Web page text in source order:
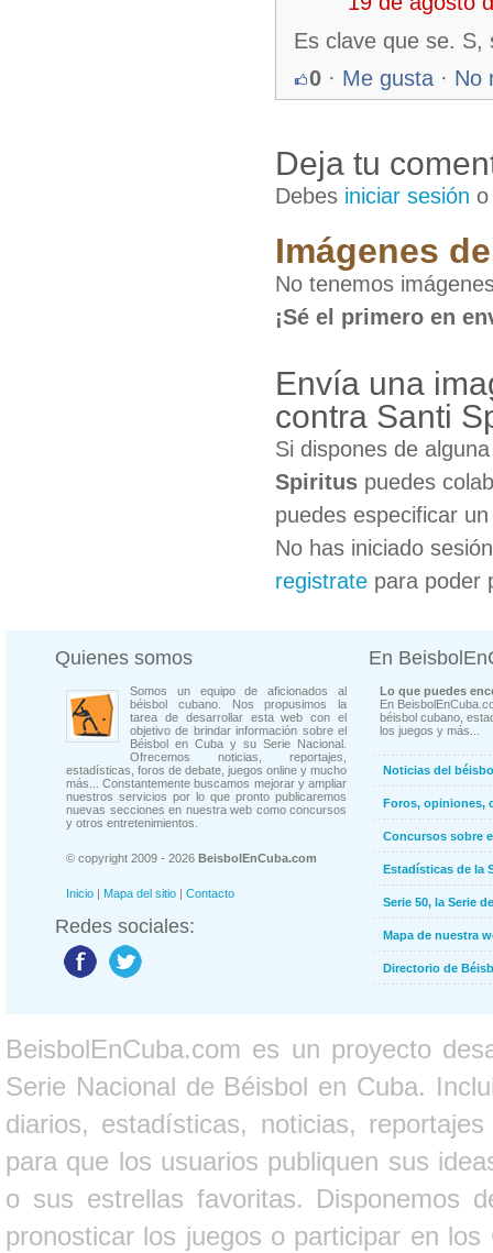
Es clave que se. S,
0 · Me gusta · No
Deja tu
Debes iniciar sesión
Imágenes
No tenemos
¡Sé el primero en
Envía una
contra Santi
Si dispones de
Spiritus puedes
puedes especificar
No has iniciado
registrate para poder
Quienes somos
Somos un equipo de aficionados al
béisbol cubano. Nos propusimos la
tarea de desarrollar esta web con el
objetivo de brindar información sobre el
Béisbol en Cuba y su Serie Nacional.
Ofrecemos noticias, reportajes,
estadísticas, foros de debate, juegos online y mucho
más... Constantemente buscamos mejorar y ampliar
nuestros servicios por lo que pronto publicaremos
nuevas secciones en nuestra web como concursos
y otros entretenimientos.
© copyright 2009 - 2026 BeisbolEnCuba.com
Inicio | Mapa del sitio | Contacto
Redes sociales:
En
Lo que puedes
En
béisbol cubano,
los juegos y más...
Noticias del
Foros, opiniones,
Concursos sobre
Estadísticas de la
Serie 50, la Serie
Mapa de nuestra
Directorio de
BeisbolEnCuba.com es un proyecto
Serie Nacional de Béisbol en Cuba.
diarios, estadísticas, noticias,
para que los usuarios publiquen sus
o sus estrellas favoritas. Disponemos
pronosticar los juegos o participar en